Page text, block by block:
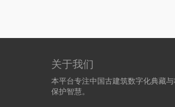
关于我们
本平台专注中国古建筑数字化典藏
保护智慧。